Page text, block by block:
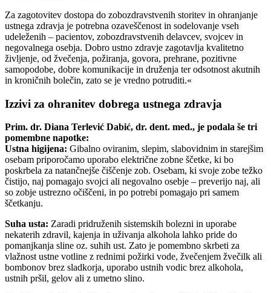
Za zagotovitev dostopa do zobozdravstvenih storitev in ohranjanje
ustnega zdravja je potrebna ozaveščenost in sodelovanje vseh
udeleženih – pacientov, zobozdravstvenih delavcev, svojcev in
negovalnega osebja. Dobro ustno zdravje zagotavlja kvalitetno
življenje, od žvečenja, požiranja, govora, prehrane, pozitivne
samopodobe, dobre komunikacije in druženja ter odsotnost akutnih
in kroničnih bolečin, zato se je vredno potruditi.«
Izzivi za ohranitev dobrega ustnega zdravja
Prim. dr. Diana Terlević Dabić, dr. dent. med., je podala še tri
pomembne napotke:
Ustna higijena: Gibalno oviranim, slepim, slabovidnim in starejšim
osebam priporočamo uporabo električne zobne ščetke, ki bo
poskrbela za natančnejše čiščenje zob. Osebam, ki svoje zobe težko
čistijo, naj pomagajo svojci ali negovalno osebje – preverijo naj, ali
so zobje ustrezno očiščeni, in po potrebi pomagajo pri samem
ščetkanju.
Suha usta: Zaradi pridruženih sistemskih bolezni in uporabe
nekaterih zdravil, kajenja in uživanja alkohola lahko pride do
pomanjkanja sline oz. suhih ust. Zato je pomembno skrbeti za
vlažnost ustne votline z rednimi požirki vode, žvečenjem žvečilk ali
bombonov brez sladkorja, uporabo ustnih vodic brez alkohola,
ustnih pršil, gelov ali z umetno slino.